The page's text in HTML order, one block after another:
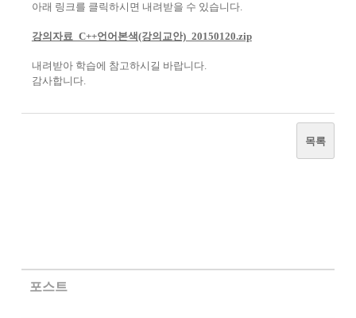
아래 링크를 클릭하시면 내려받을 수 있습니다.
강의자료_C++언어본색(강의교안)_20150120.zip
내려받아 학습에 참고하시길 바랍니다.
감사합니다.
목록
포스트